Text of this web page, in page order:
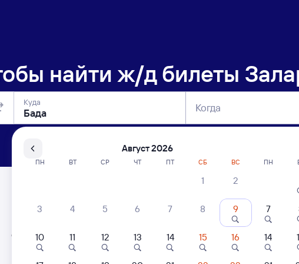
найти ж/д билеты
Куда Когда
Расписание поездов Залари — Бада
Открыта продажа билетов на 6 ноября. Отправление и прибытие по местному
Самый быстрый
Август 2026
ПН ВТ СР ЧТ ПТ СБ ВС
1 2
3 4 5 6 7 8 9
10 11 12 13 14 15 16
ПН
7
14